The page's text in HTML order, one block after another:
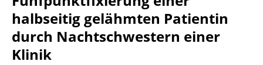
halbseitig gelähmten Patientin
durch Nachtschwestern einer
Klinik